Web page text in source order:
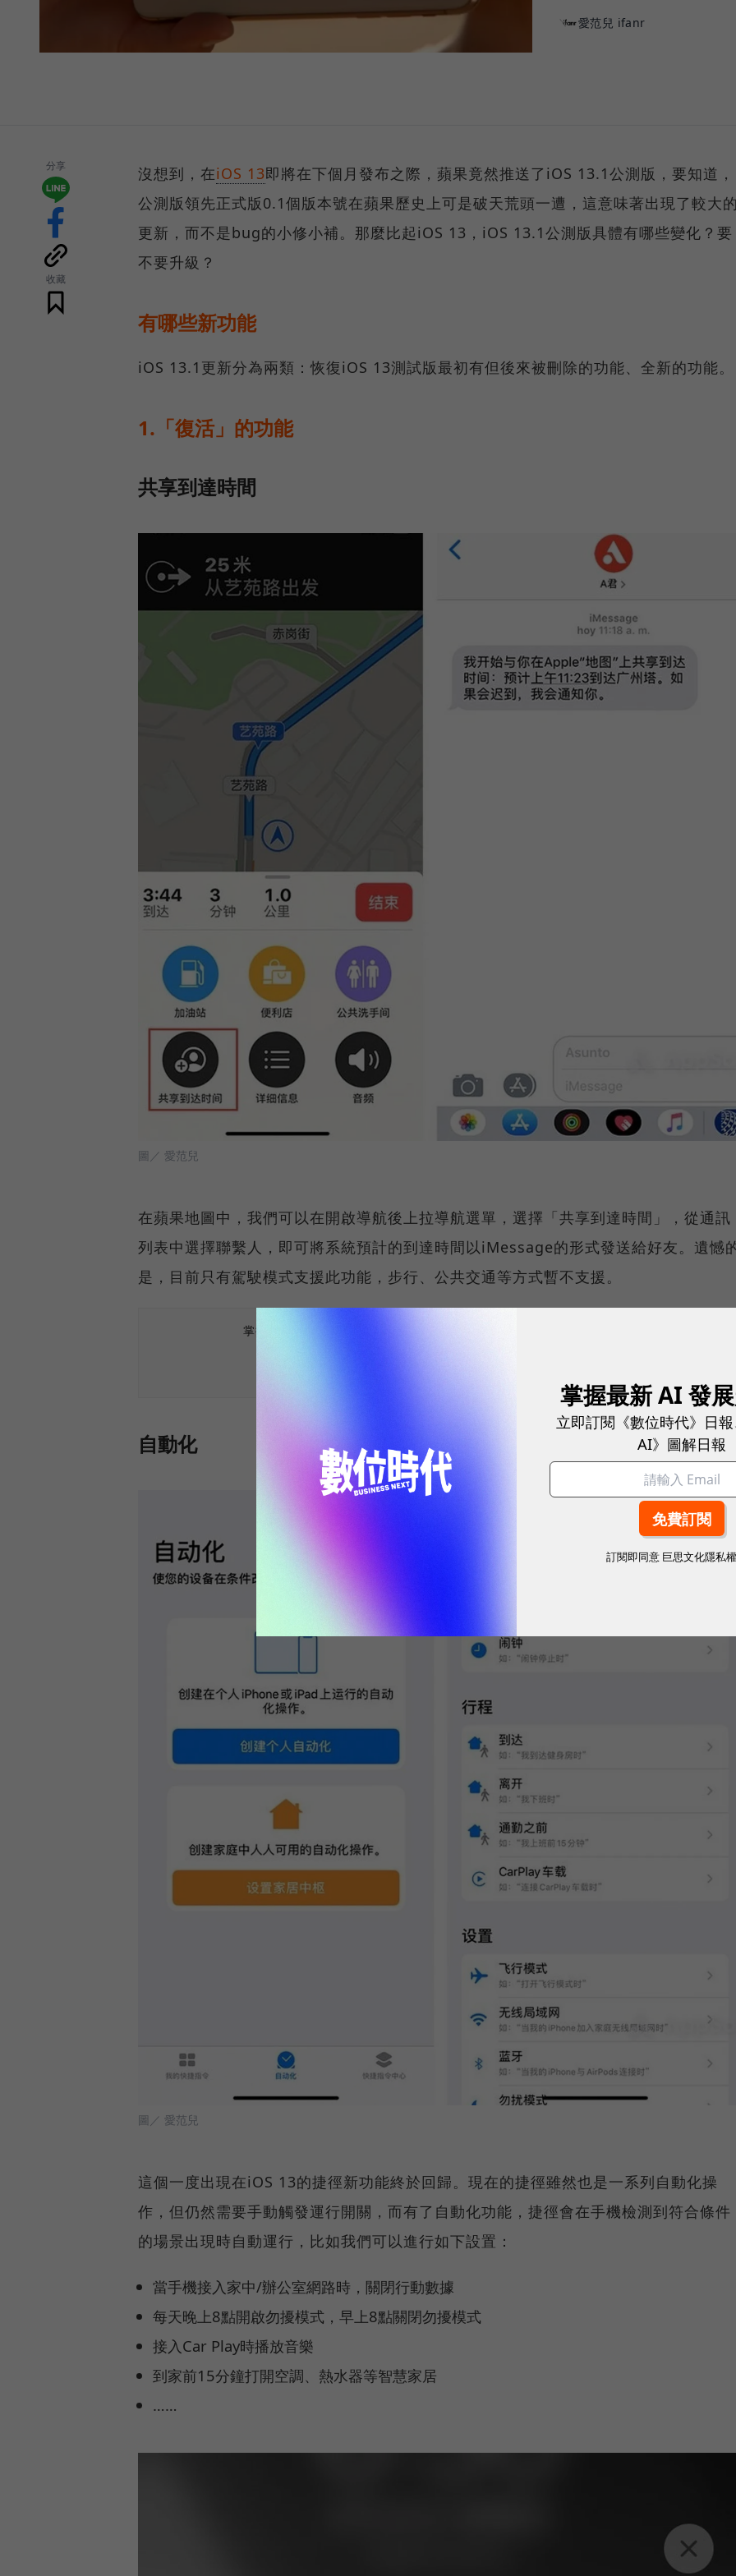
愛范兒 ifanr
分享
收藏
沒想到，在iOS 13即將在下個月發布之際，蘋果竟然推送了iOS 13.1公測版，要知道，
公測版領先正式版0.1個版本號在蘋果歷史上可是破天荒頭一遭，這意味著出現了較大
更新，而不是bug的小修小補。那麼比起iOS 13，iOS 13.1公測版具體有哪些變化？要
不要升級？
有哪些新功能
iOS 13.1更新分為兩類：恢復iOS 13測試版最初有但後來被刪除的功能、全新的功能。
1.「復活」的功能
共享到達時間
圖／ 愛范兒
在蘋果地圖中，我們可以在開啟導航後上拉導航選單，選擇「共享到達時間」，從通訊
列表中選擇聯繫人，即可將系統預計的到達時間以iMessage的形式發送給好友。遺憾
是，目前只有駕駛模式支援此功能，步行、公共交通等方式暫不支援。
掌握最新AI、半導體、數位趨勢！訂閱《數位時代》日報及社群活動訊息
自動化
圖／ 愛范兒
這個一度出現在iOS 13的捷徑新功能終於回歸。現在的捷徑雖然也是一系列自動化操
作，但仍然需要手動觸發運行開關，而有了自動化功能，捷徑會在手機檢測到符合條件
的場景出現時自動運行，比如我們可以進行如下設置：
當手機接入家中/辦公室網路時，關閉行動數據
每天晚上8點開啟勿擾模式，早上8點關閉勿擾模式
接入Car Play時播放音樂
到家前15分鐘打開空調、熱水器等智慧家居
……
掌握最新 AI 發
立即訂閱《數位時代》日
AI》圖解日報
訂閱即同意 巨思文化隱私